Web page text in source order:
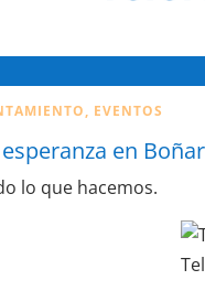
, EVENTOS
en
lo que hacemos.